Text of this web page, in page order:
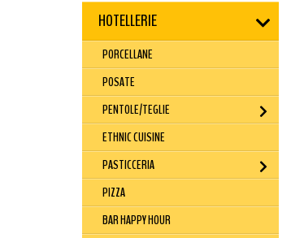
HOTELLERIE
PORCELLANE
POSATE
PENTOLE/TEGLIE
ETHNIC CUISINE
PASTICCERIA
PIZZA
BAR HAPPY HOUR